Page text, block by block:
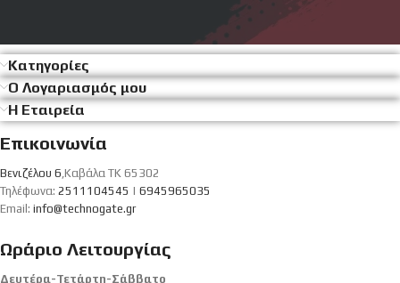
Κατηγορίες
Ο Λογαριασμός μου
Η Εταιρεία
Επικοινωνία
Βενιζέλου 6 ,Καβάλα ΤΚ 65302
Τηλέφωνα: 2511104545 | 6945965035
Email: info@technogate.gr
Ωράριο Λειτουργίας
Δευτέρα-Τετάρτη-Σάββατο